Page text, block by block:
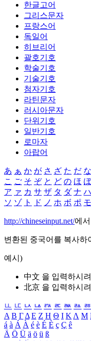
한글고어
그리스문자
프랑스어
독일어
히브리어
괄호기호
학술기호
기술기호
첨자기호
라틴문자
러시아문자
단위기호
일반기호
로마자
아랍어
あ ぁ か が さ ざ た だ な
こ ご そ ぞ と ど の ほ ぼ
ア ァ カ サ ザ タ ダ ナ ハ
ソ ゾ ト ド ノ ホ ボ ポ モ
http://chineseinput.net/에
변환된 중국어를 복사하
예시)
中文 을 입력하시
北京 을 입력하시
ㅥ ㅦ ㅧ ㅨ ㅩ ㅪ ㅫ ㅬ ㅭ
Α Β ΓΔ Ε Ζ Η Θ Ι ΚΛ Μ
á à Á À é è É È ç Ç ê
Ä Ö Ü ä ö ü ß